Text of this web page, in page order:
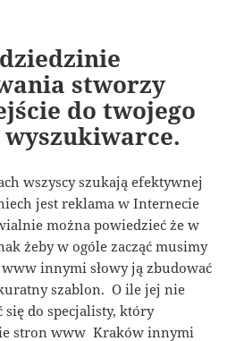
stworzy
do twojego
wszyscy szukają efektywnej
jest reklama w Internecie
można powiedzieć że w
żeby w ogóle zacząć musimy
innymi słowy ją zbudować
szablon. O ile jej nie
się do specjalisty, który
stron www Kraków innymi